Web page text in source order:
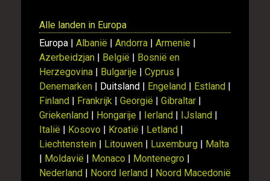
Alle landen in Europa
Europa | Albanië Andorra Armenie
Azerbeidzjan
België
Bosnië en
Herzegovina
Bulgarije Cyprus
Denemarken | Duitsland | Engeland Estland
Finland
Frankrijk Georgië Gibraltar
Griekenland
Hongarije Ierland IJsland
Italië
Kosovo Kroatië Letland
Liechtenstein
Litouwen Luxemburg
Malta
Moldavië Monaco Montenegro
Nederland
Noord Ierland
Noord Macedonië